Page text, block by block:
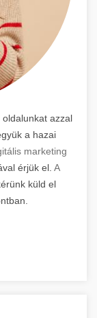
oldalunkat azzal
a hazai
marketing
érjük el. A
küld el